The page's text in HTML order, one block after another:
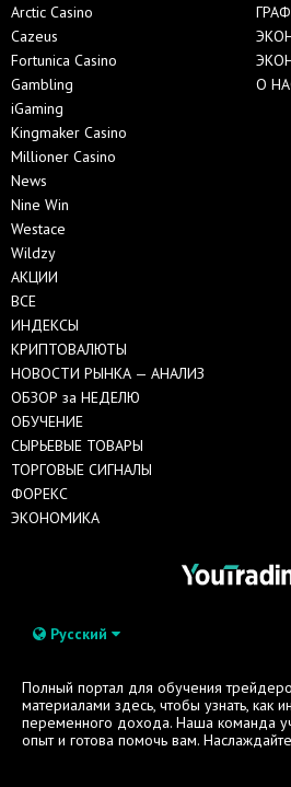
Arctic Casino
Cazeus
Fortunica Casino
Gambling
iGaming
Kingmaker Casino
Millioner Casino
News
Nine Win
Westace
Wildzy
АКЦИИ
ВСЕ
ИНДЕКСЫ
КРИПТОВАЛЮТЫ
НОВОСТИ РЫНКА — АНАЛИЗ
ОБЗОР за НЕДЕЛЮ
ОБУЧЕНИЕ
СЫРЬЕВЫЕ ТОВАРЫ
ТОРГОВЫЕ СИГНАЛЫ
ФОРЕКС
ЭКОНОМИКА
О
Русский
Полный портал для обучения
материалами здесь, чтобы узнать, как
переменного дохода. Наша команда
опыт и готова помочь вам.